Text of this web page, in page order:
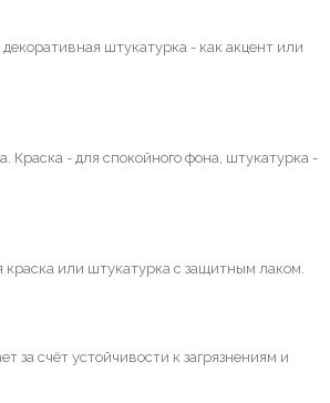
штукатурка - как акцент или
Краска - для спокойного фона, штукатурка -
или штукатурка с защитным лаком.
за счёт устойчивости к загрязнениям и